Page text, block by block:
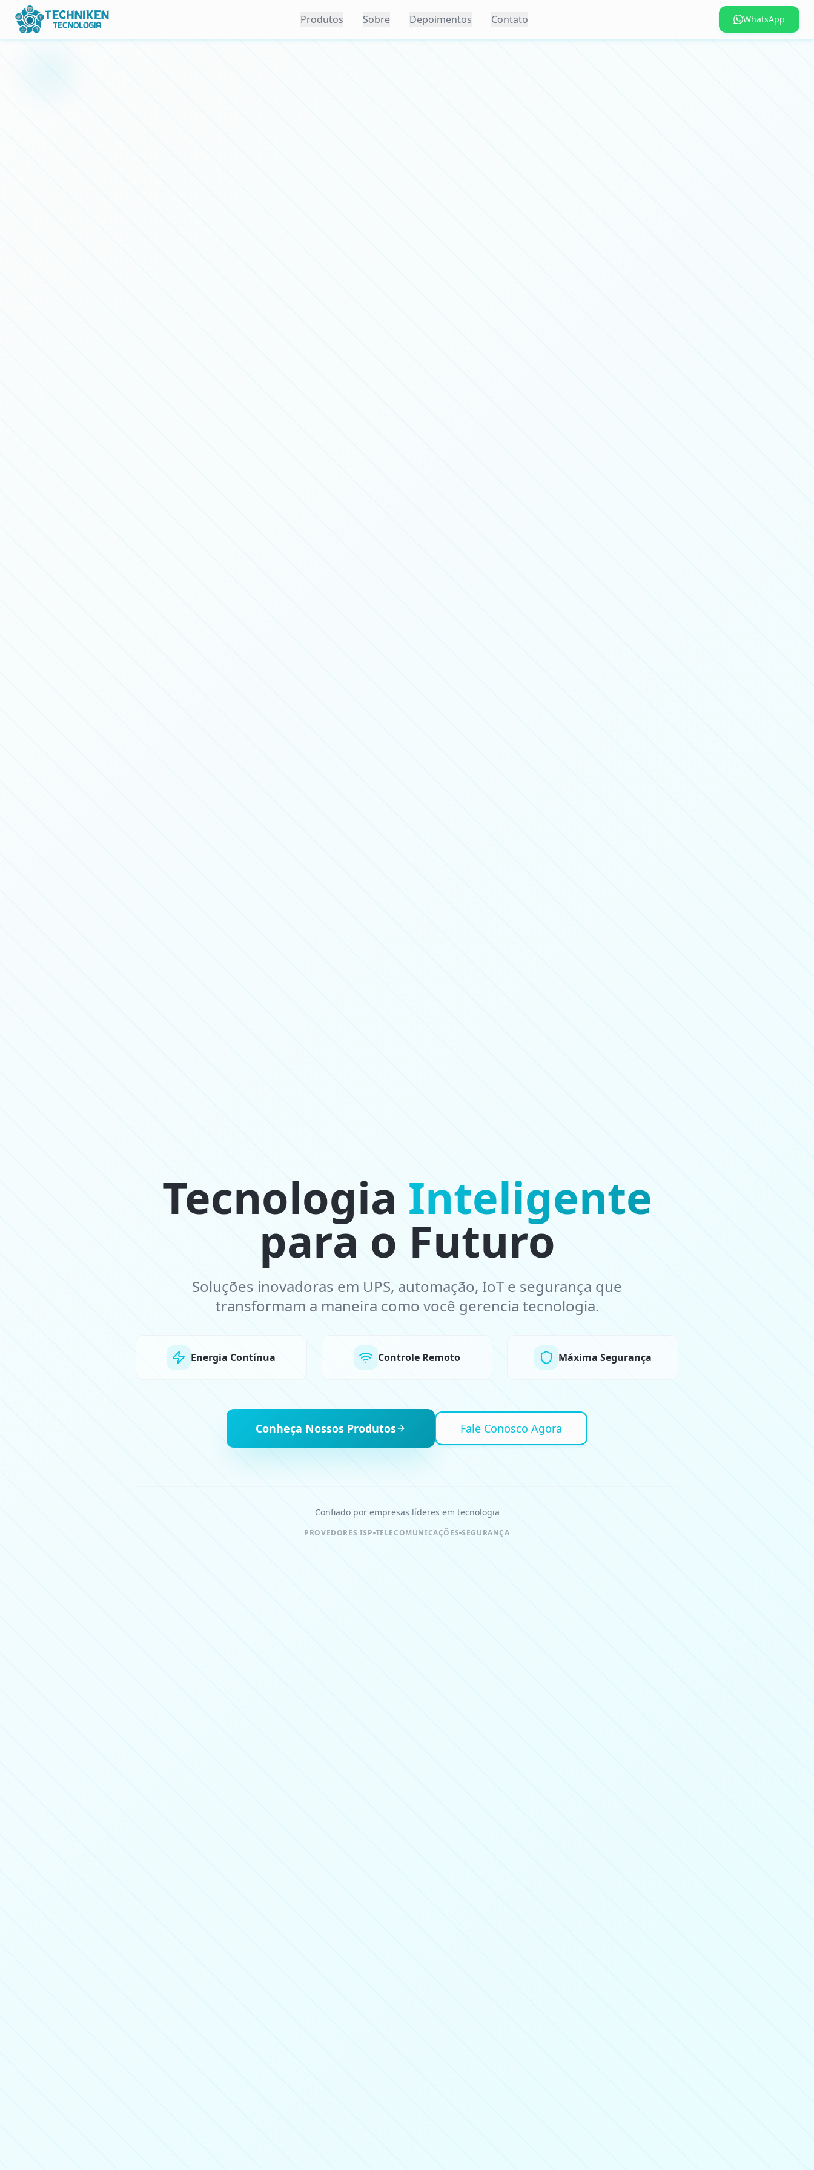
Produtos Sobre Depoimentos Contato WhatsApp
Tecnologia Inteligente
para o Futuro
Soluções inovadoras em UPS, automação, IoT e segurança que
transformam a maneira como você gerencia tecnologia.
Energia Contínua Controle Remoto Máxima Segurança
Conheça Nossos Produtos Fale Conosco Agora
Confiado por empresas líderes em tecnologia
PROVEDORES ISP TELECOMUNICAÇÕES SEGURANÇA